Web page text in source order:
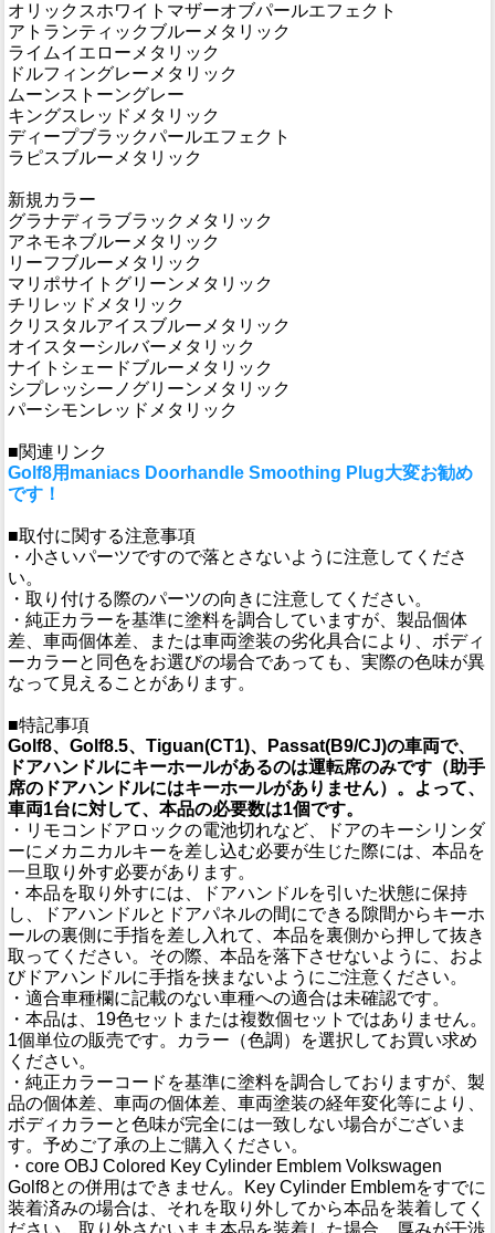
オリックスホワイトマザーオブパールエフェクト
アトランティックブルーメタリック
ライムイエローメタリック
ドルフィングレーメタリック
ムーンストーングレー
キングスレッドメタリック
ディープブラックパールエフェクト
ラピスブルーメタリック
新規カラー
グラナディラブラックメタリック
アネモネブルーメタリック
リーフブルーメタリック
マリポサイトグリーンメタリック
チリレッドメタリック
クリスタルアイスブルーメタリック
オイスターシルバーメタリック
ナイトシェードブルーメタリック
シプレッシーノグリーンメタリック
パーシモンレッドメタリック
■関連リンク
Golf8用maniacs Doorhandle Smoothing Plug大変お勧め
です！
■取付に関する注意事項
・小さいパーツですので落とさないように注意してくださ
い。
・取り付ける際のパーツの向きに注意してください。
・純正カラーを基準に塗料を調合していますが、製品個体
差、車両個体差、または車両塗装の劣化具合により、ボディ
ーカラーと同色をお選びの場合であっても、実際の色味が異
なって見えることがあります。
■特記事項
Golf8、Golf8.5、Tiguan(CT1)、Passat(B9/CJ)の車両で、
ドアハンドルにキーホールがあるのは運転席のみです（助手
席のドアハンドルにはキーホールがありません）。よって、
車両1台に対して、本品の必要数は1個です。
・リモコンドアロックの電池切れなど、ドアのキーシリンダ
ーにメカニカルキーを差し込む必要が生じた際には、本品を
一旦取り外す必要があります。
・本品を取り外すには、ドアハンドルを引いた状態に保持
し、ドアハンドルとドアパネルの間にできる隙間からキーホ
ールの裏側に手指を差し入れて、本品を裏側から押して抜き
取ってください。その際、本品を落下させないように、およ
びドアハンドルに手指を挟まないようにご注意ください。
・適合車種欄に記載のない車種への適合は未確認です。
・本品は、19色セットまたは複数個セットではありません。
1個単位の販売です。カラー（色調）を選択してお買い求め
ください。
・純正カラーコードを基準に塗料を調合しておりますが、製
品の個体差、車両の個体差、車両塗装の経年変化等により、
ボディカラーと色味が完全には一致しない場合がございま
す。予めご了承の上ご購入ください。
・core OBJ Colored Key Cylinder Emblem Volkswagen
Golf8との併用はできません。Key Cylinder Emblemをすでに
装着済みの場合は、それを取り外してから本品を装着してく